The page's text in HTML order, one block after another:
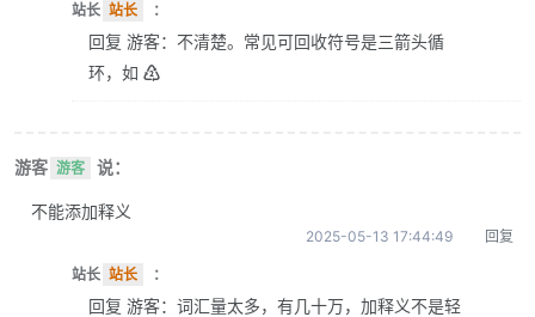
站长 站长 ：
回复 游客：不清楚。常见可回收符号是三箭头循
环，如 ♴
游客 游客 说：
不能添加释义
2025-05-13 17:44:49 回复
站长 站长 ：
回复 游客：词汇量太多，有几十万，加释义不是轻